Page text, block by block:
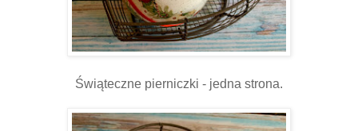
Świąteczne pierniczki - jedna strona.